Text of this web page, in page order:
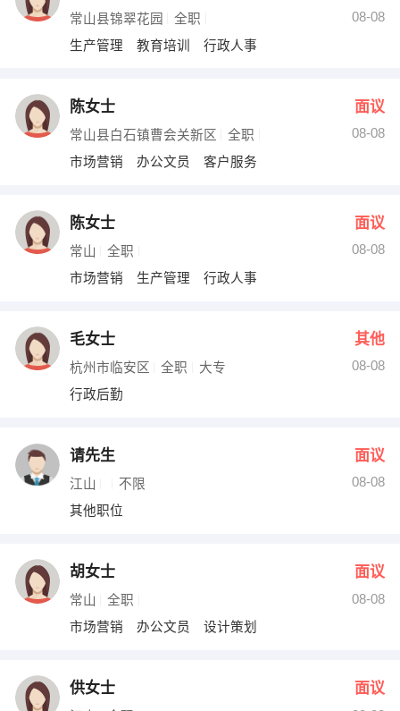
常山县锦翠花园 全职
08-08
生产管理 教育培训 行政人事
陈女士 面议
常山县白石镇曹会关新区 全职
08-08
市场营销 办公文员 客户服务
陈女士 面议
常山 全职
08-08
市场营销 生产管理 行政人事
毛女士 其他
杭州市临安区 全职 大专
08-08
行政后勤
请先生 面议
江山 不限
08-08
其他职位
胡女士 面议
常山 全职
08-08
市场营销 办公文员 设计策划
供女士 面议